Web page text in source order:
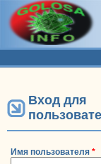
Вход для
Имя пользователя *